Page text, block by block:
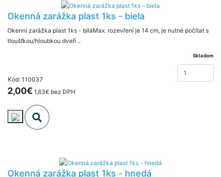
Okenná zarážka plast 1ks - biela
Okenní zarážka plast 1ks - bíláMax. rozevření je 14 cm, je nutné počítat s
tloušťkou/hloubkou dveří ..
Kód: 110037
Skladom
2,00€ 1,63€ bez DPH
Okenná zarážka plast 1ks - hnedá